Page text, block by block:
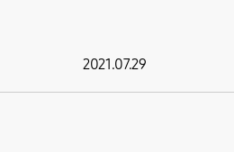
2021.07.29